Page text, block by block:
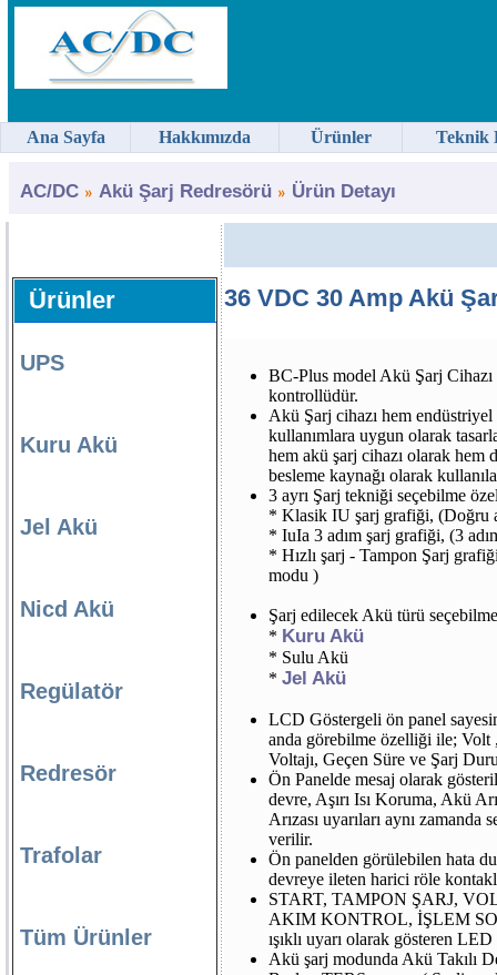
AC/DC Akü Şarj Redresörü Ürün Detayı
Ürünler
UPS
Kuru Akü
Jel Akü
Nicd Akü
Regülatör
Redresör
Trafolar
Tüm Ürünler
36 VDC 30 Amp Akü
BC-Plus model Akü Şarj
kontrollüdür.
Akü Şarj cihazı hem
kullanımlara uygun olarak
hem akü şarj cihazı olarak hem
besleme kaynağı olarak
3 ayrı Şarj tekniği seçebilme
* Klasik IU şarj grafiği, (Doğru
* IuIa 3 adım şarj grafiği, (3
* Hızlı şarj - Tampon Şarj
modu )
Şarj edilecek Akü türü
* Kuru Akü
* Sulu Akü
* Jel Akü
LCD Göstergeli ön panel
anda görebilme özelliği ile; Volt
Voltajı, Geçen Süre ve Şarj
Ön Panelde mesaj olarak
devre, Aşırı Isı Koruma, Akü
Arızası uyarıları aynı zamanda
verilir.
Ön panelden görülebilen hata
devreye ileten harici röle
START, TAMPON ŞARJ,
AKIM KONTROL, İŞLEM
ışıklı uyarı olarak gösteren
Akü şarj modunda Akü Takılı
Ana Sayfa Hakkımızda Ürünler Teknik